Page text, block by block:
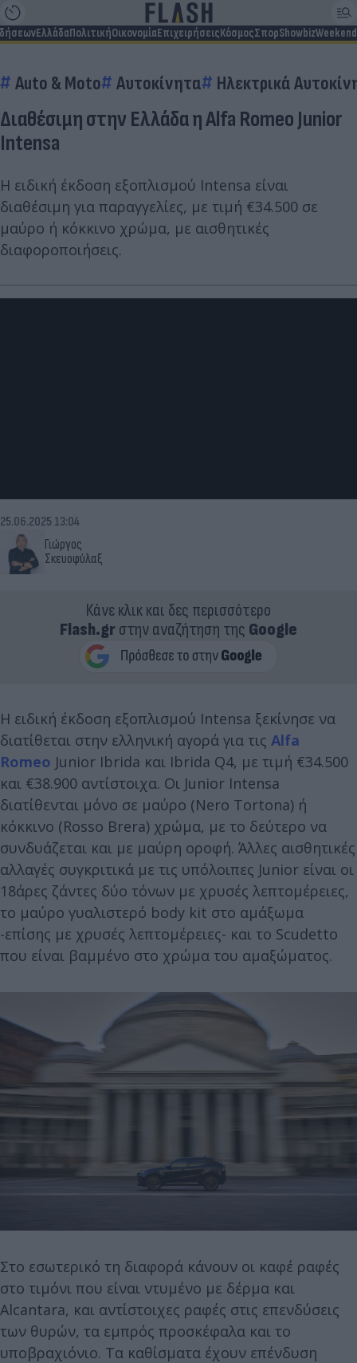
ΕλλάδαΠολιτικήΟικονομίαΕπιχειρήσειςΚόσμοςΣπορShowbizWeekend
Auto & Moto Αυτοκίνητα Ηλεκτρικά
Διαθέσιμη στην Ελλάδα η Alfa Romeo Junior
Intensa
Η ειδική έκδοση εξοπλισμού Intensa είναι
διαθέσιμη για παραγγελίες, με τιμή €34.500 σε
μαύρο ή κόκκινο χρώμα, με αισθητικές
διαφοροποιήσεις.
Γιώργος
Σκευοφύλαξ
25.06.2025 13:04
Κάνε κλικ και δες περισσότερο
Flash.grστην αναζήτηση της Google
Η ειδική έκδοση εξοπλισμού Intensa ξεκίνησε να
διατίθεται στην ελληνική αγορά για τις Alfa
Romeo Junior Ibrida και Ibrida Q4, με τιμή €34.500
και €38.900 αντίστοιχα. Οι Junior Intensa
διατίθενται μόνο σε μαύρο (Nero Tortona) ή
κόκκινο (Rosso Brera) χρώμα, με το δεύτερο να
συνδυάζεται και με μαύρη οροφή. Άλλες αισθητικές
αλλαγές συγκριτικά με τις υπόλοιπες Junior είναι οι
18άρες ζάντες δύο τόνων με χρυσές λεπτομέρειες,
το μαύρο γυαλιστερό body kit στο αμάξωμα
-επίσης με χρυσές λεπτομέρειες- και το Scudetto
που είναι βαμμένο στο χρώμα του αμαξώματος.
Στο εσωτερικό τη διαφορά κάνουν οι καφέ ραφές
στο τιμόνι που είναι ντυμένο με δέρμα και
Alcantara, και αντίστοιχες ραφές στις επενδύσεις
των θυρών, τα εμπρός προσκέφαλα και το
υποβραχιόνιο. Τα καθίσματα έχουν επένδυση